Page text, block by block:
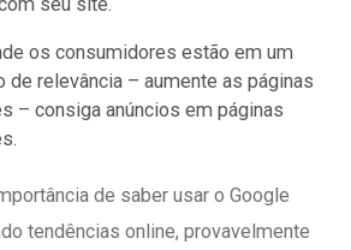
os consumidores estão em um
de relevância – aumente as páginas
– consiga anúncios em páginas
de saber usar o Google
tendências online, provavelmente